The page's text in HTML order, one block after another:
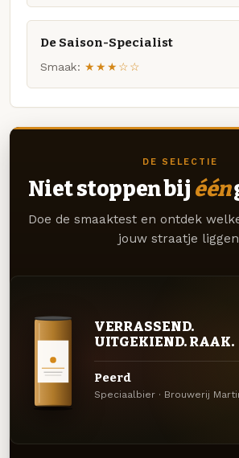
De Saison-Specialist
Smaak: ★★★☆☆
DE SELECTIE
Niet stoppen bij één
Doe de smaaktest en ontdek
jouw straatje
VERRASSEND.
UITGEKIEND. RAAK.
Peerd
Speciaalbier · Brouwerij